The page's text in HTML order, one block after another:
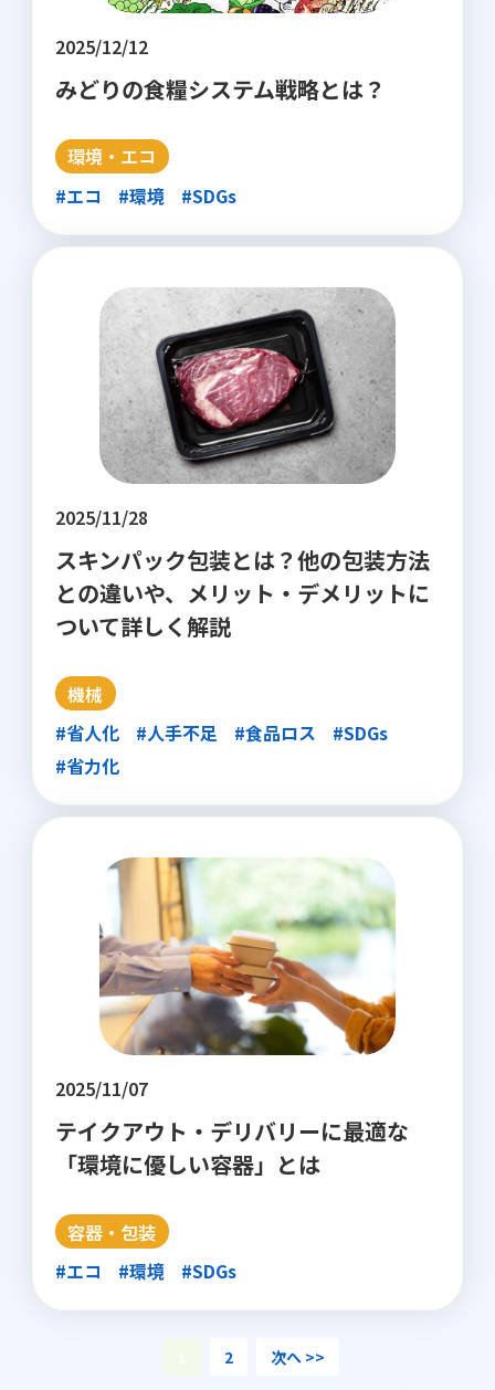
2025/12/12
みどりの食糧システム戦略とは？
環境・エコ
#エコ
#環境 #SDGs
2025/11/28
スキンパック包装とは？他の包装方法
との違いや、メリット・デメリットに
ついて詳しく解説
機械
#省人化
#人手不足 #食品ロス
#SDGs
#省力化
2025/11/07
テイクアウト・デリバリーに最適な
「環境に優しい容器」とは
容器・包装
#エコ
#環境 #SDGs
2 次へ >>